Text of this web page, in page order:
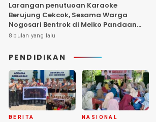
Larangan penutuoan Karaoke
Berujung Cekcok, Sesama Warga
Nogosari Bentrok di Meiko Pandaan
Hingga Larut Malam
8 bulan yang lalu
PENDIDIKAN
BERITA NASIONAL